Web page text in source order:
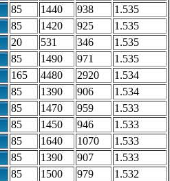
85 1440 938 1.535
85 1420 925 1.535
20 531 346 1.535
85 1490 971 1.535
165 4480 2920 1.534
85 1390 906 1.534
85 1470 959 1.533
85 1450 946 1.533
85 1640 1070 1.533
85 1390 907 1.533
85 1500 979 1.532